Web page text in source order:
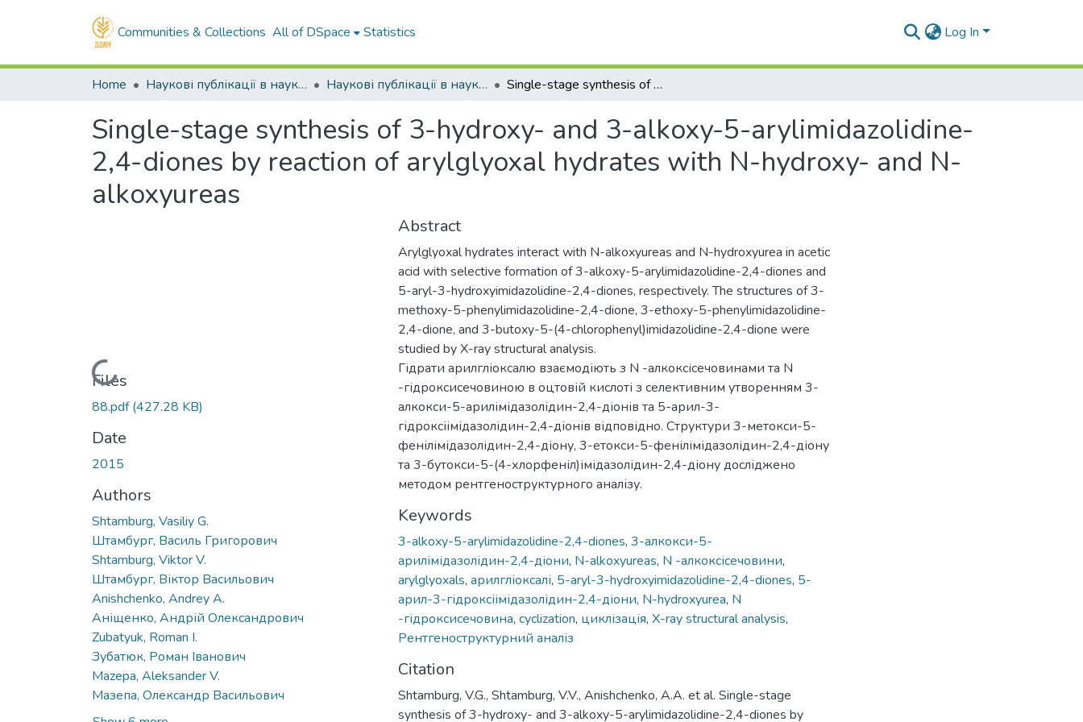
Communities & Collections All of DSpace Statistics Log In
Home Наукові публікації в наукометричних базах Scopus та Web of Science Наукові публікації в наукометричній базі Scopus Single-stage synthesis of 3-hydroxy- and 3-alkoxy-5-arylimidazolidine-2,4-diones by reaction of arylglyoxal hydrates with N-hydroxy- and N-alkoxyureas
Single-stage synthesis of 3-hydroxy- and 3-alkoxy-5-arylimidazolidine-
2,4-diones by reaction of arylglyoxal hydrates with N-hydroxy- and N-
alkoxyureas
Loading...
Files
88.pdf(427.28 KB)
Date
2015
Authors
Shtamburg, Vasiliy G.
Штамбург, Василь Григорович
Shtamburg, Viktor V.
Штамбург, Віктор Васильович
Anishchenko, Andrey A.
Аніщенко, Андрій Олександрович
Zubatyuk, Roman I.
Зубатюк, Роман Іванович
Mazepa, Aleksander V.
Мазепа, Олександр Васильович
Abstract
Arylglyoxal hydrates interact with N-alkoxyureas and N-hydroxyurea in acetic
acid with selective formation of 3-alkoxy-5-arylimidazolidine-2,4-diones and
5-aryl-3-hydroxyimidazolidine-2,4-diones, respectively. The structures of 3-
methoxy-5-phenylimidazolidine-2,4-dione, 3-ethoxy-5-phenylimidazolidine-
2,4-dione, and 3-butoxy-5-(4-chlorophenyl)imidazolidine-2,4-dione were
studied by X-ray structural analysis.
Гідрати арилгліоксалю взаємодіють з N -алкоксісечовинами та N
-гідроксисечовиною в оцтовій кислоті з селективним утворенням 3-
алкокси-5-арилімідазолідин-2,4-діонів та 5-арил-3-
гідроксіімідазолідин-2,4-діонів відповідно. Структури 3-метокси-5-
фенілімідазолідин-2,4-діону, 3-етокси-5-фенілімідазолідин-2,4-діону
та 3-бутокси-5-(4-хлорфеніл)імідазолідин-2,4-діону досліджено
методом рентгеноструктурного аналізу.
Keywords
3-alkoxy-5-arylimidazolidine-2,4-diones, 3-алкокси-5-
арилімідазолідин-2,4-діони, N-alkoxyureas, N -алкоксісечовини,
arylglyoxals, арилгліоксалі, 5-aryl-3-hydroxyimidazolidine-2,4-diones, 5-
арил-3-гідроксіімідазолідин-2,4-діони, N-hydroxyurea, N
-гідроксисечовина, cyclization, циклізація, X-ray structural analysis,
Рентгеноструктурний аналіз
Citation
Shtamburg, V.G., Shtamburg, V.V., Anishchenko, A.A. et al. Single-stage
synthesis of 3-hydroxy- and 3-alkoxy-5-arylimidazolidine-2,4-diones by